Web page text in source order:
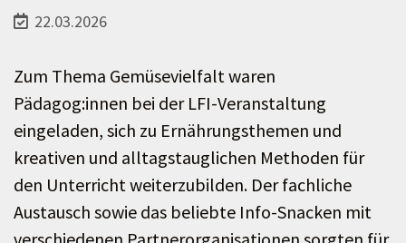
22.03.2026
Zum Thema Gemüsevielfalt waren
Pädagog:innen bei der LFI-Veranstaltung
eingeladen, sich zu Ernährungsthemen und
kreativen und alltagstauglichen Methoden für
den Unterricht weiterzubilden. Der fachliche
Austausch sowie das beliebte Info-Snacken mit